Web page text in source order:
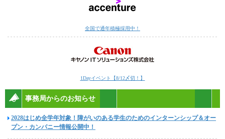
全国で通年積極採用中！
1Dayイベント【8/12〆切！】
事務局からのお知らせ
2028はじめ全学年対象！障がいのある学生のためのインターンシップ＆オー
プン・カンパニー情報公開中！